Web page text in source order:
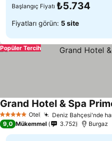
Başlangıç Fiyatı ₺5.734
Fiyatları görün: 5 site
Popüler Tercih
5 Yıldız Otel Deniz Bahçesi'nde
Grand Hotel & Spa
9,0 Mükemmel 3.752 Burgaz